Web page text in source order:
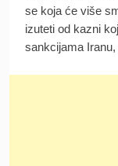
se koja će više
izuteti od kazni
sankcijama